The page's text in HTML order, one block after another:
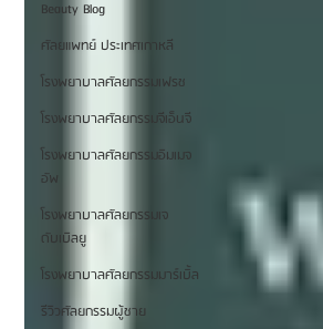
Beauty Blog
ศัลยแพทย์ ประเทศเกาหลี
โรงพยาบาลศัลยกรรมเฟรช
โรงพยาบาลศัลยกรรมจีเอ็นจี
โรงพยาบาลศัลยกรรมอิมเมจ
อัพ
โรงพยาบาลศัลยกรรมเจ
ดับเบิลยู
โรงพยาบาลศัลยกรรมมาร์เบิ้ล
รีวิวศัลยกรรมผู้ชาย